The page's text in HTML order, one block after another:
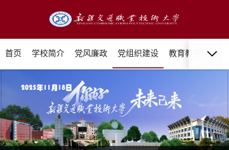
首页 学校简介 党风廉政 党组织建设 教育教学 招